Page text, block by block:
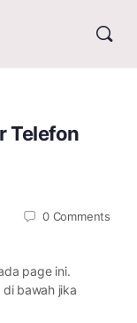
Telefon
0 Comments
page ini.
bawah jika